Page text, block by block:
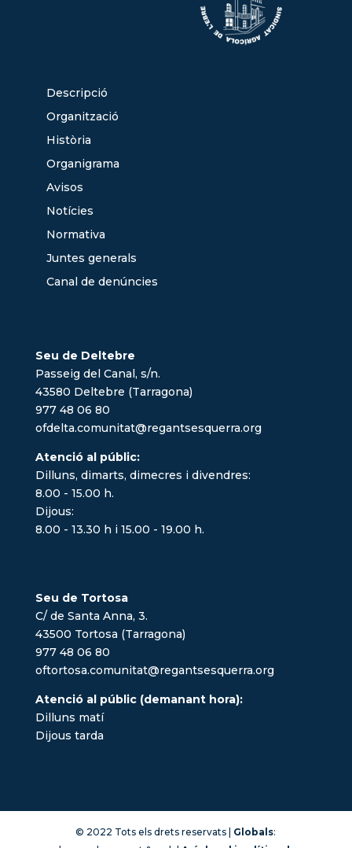
Descripció
Organització
Història
Organigrama
Avisos
Notícies
Normativa
Juntes generals
Canal de denúncies
Seu de Deltebre
Passeig del Canal, s/n.
43580 Deltebre (Tarragona)
977 48 06 80
ofdelta.comunitat@regantsesquerra.org
Atenció al públic:
Dilluns, dimarts, dimecres i divendres:
8.00 - 15.00 h.
Dijous:
8.00 - 13.30 h i 15.00 - 19.00 h.
Seu de Tortosa
C/ de Santa Anna, 3.
43500 Tortosa (Tarragona)
977 48 06 80
oftortosa.comunitat@regantsesquerra.org
Atenció al públic (demanant hora):
Dilluns matí
Dijous tarda
© 2022 Tots els drets reservats | Globals: